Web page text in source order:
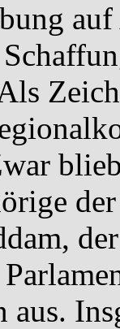
aus.